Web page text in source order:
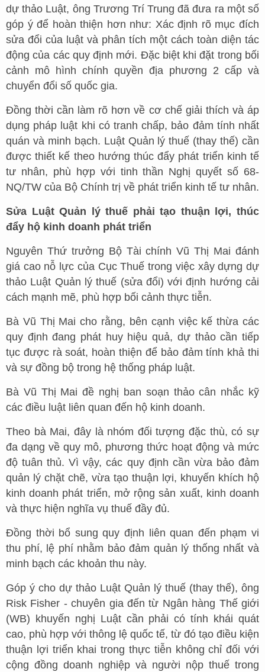
dự thảo Luật, ông Trương Trí Trung đã đưa ra một số
góp ý để hoàn thiện hơn như: Xác định rõ mục đích
sửa đổi của luật và phân tích một cách toàn diện tác
động của các quy định mới. Đặc biệt khi đặt trong bối
cảnh mô hình chính quyền địa phương 2 cấp và
chuyển đổi số quốc gia.
Đồng thời cần làm rõ hơn về cơ chế giải thích và áp
dụng pháp luật khi có tranh chấp, bảo đảm tính nhất
quán và minh bạch. Luật Quản lý thuế (thay thế) cần
được thiết kế theo hướng thúc đẩy phát triển kinh tế
tư nhân, phù hợp với tinh thần Nghị quyết số 68-
NQ/TW của Bộ Chính trị về phát triển kinh tế tư nhân.
Sửa Luật Quản lý thuế phải tạo thuận lợi, thúc
đẩy hộ kinh doanh phát triển
Nguyên Thứ trưởng Bộ Tài chính Vũ Thị Mai đánh
giá cao nỗ lực của Cục Thuế trong việc xây dựng dự
thảo Luật Quản lý thuế (sửa đổi) với định hướng cải
cách mạnh mẽ, phù hợp bối cảnh thực tiễn.
Bà Vũ Thị Mai cho rằng, bên cạnh việc kế thừa các
quy định đang phát huy hiệu quả, dự thảo cần tiếp
tục được rà soát, hoàn thiện để bảo đảm tính khả thi
và sự đồng bộ trong hệ thống pháp luật.
Bà Vũ Thị Mai đề nghị ban soạn thảo cân nhắc kỹ
các điều luật liên quan đến hộ kinh doanh.
Theo bà Mai, đây là nhóm đối tượng đặc thù, có sự
đa dạng về quy mô, phương thức hoạt động và mức
độ tuân thủ. Vì vậy, các quy định cần vừa bảo đảm
quản lý chặt chẽ, vừa tạo thuận lợi, khuyến khích hộ
kinh doanh phát triển, mở rộng sản xuất, kinh doanh
và thực hiện nghĩa vụ thuế đầy đủ.
Đồng thời bổ sung quy định liên quan đến phạm vi
thu phí, lệ phí nhằm bảo đảm quản lý thống nhất và
minh bạch các khoản thu này.
Góp ý cho dự thảo Luật Quản lý thuế (thay thế), ông
Risk Fisher - chuyên gia đến từ Ngân hàng Thế giới
(WB) khuyến nghị Luật cần phải có tính khái quát
cao, phù hợp với thông lệ quốc tế, từ đó tạo điều kiện
thuận lợi triển khai trong thực tiễn không chỉ đối với
cộng đồng doanh nghiệp và người nộp thuế trong